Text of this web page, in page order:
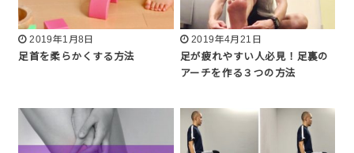
2019年1月8日
足首を柔らかくする方法
2019年4月21日
足が疲れやすい人必見！足裏の
アーチを作る３つの方法